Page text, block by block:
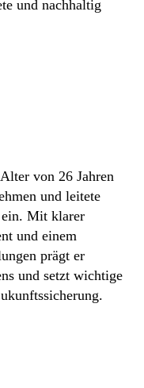
und nachhaltig
von 26 Jahren
und leitete
ein. Mit klarer
und einem
prägt er
und setzt wichtige